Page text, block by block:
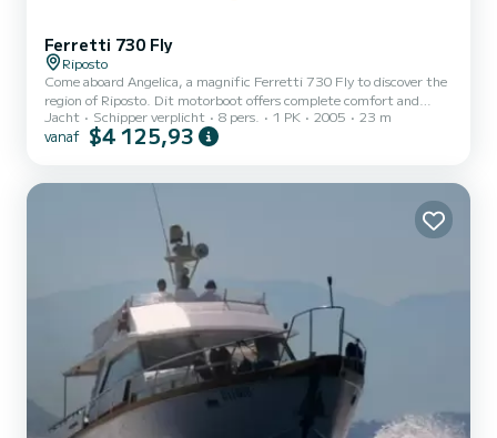
Ferretti 730 Fly
Riposto
Come aboard Angelica, a magnific Ferretti 730 Fly to discover the
region of Riposto. Dit motorboot offers complete comfort and
performance at sea. You are guaranteed to spend an exceptional
day or week on this 23 meter boat. The capacity of this boat is
Jacht Schipper verplicht 8 pers. 1 PK 2005 23 m
vanaf $4 125,93